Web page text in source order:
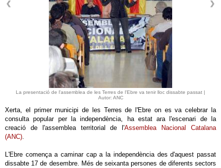
La presentació de l'assemblea de les Terres de l'Ebre va tenir lloc dissabte passat |
Autor: ANC
Xerta, el primer municipi de les Terres de l'Ebre on es va celebrar la
consulta popular per la independència, ha estat ara l'escenari de la
creació de l'assemblea territorial de l'Assemblea Nacional Catalana
(ANC).
L'Ebre comença a caminar cap a la independència des d'aquest passat
dissabte 17 de desembre. Més de seixanta persones de diferents sectors